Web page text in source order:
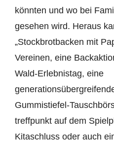
könnten und wo bei
gesehen wird. Heraus
„Stockbrotbacken mit
Vereinen, eine
Wald-Erlebnistag, eine
Gummistiefel-
treffpunkt auf dem
Kitaschluss oder auch